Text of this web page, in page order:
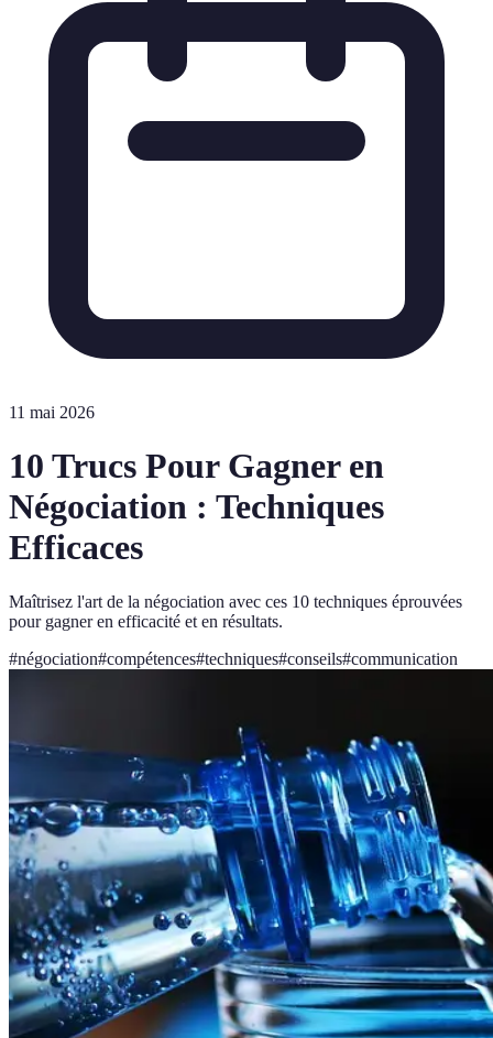
11 mai 2026
10 Trucs Pour Gagner en
Négociation : Techniques
Efficaces
Maîtrisez l'art de la négociation avec ces 10 techniques éprouvées
pour gagner en efficacité et en résultats.
#négociation#compétences#techniques#conseils#communication